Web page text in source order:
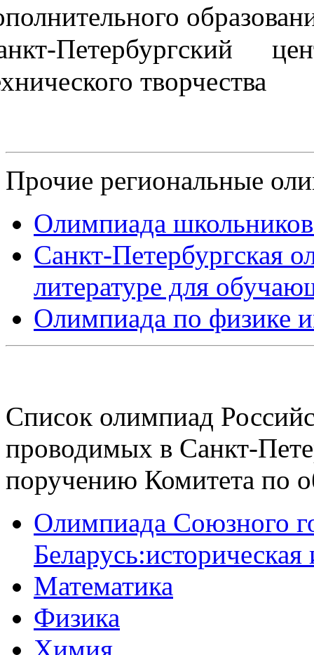
Петербургский
творчества
Прочие региональные
Олимпиада
Санкт-Петербургская
литературе для
Олимпиада по физике
Список олимпиад
проводимых в Санкт-
поручению Комитета по
Олимпиада Союзного
Математика
Физика
Химия